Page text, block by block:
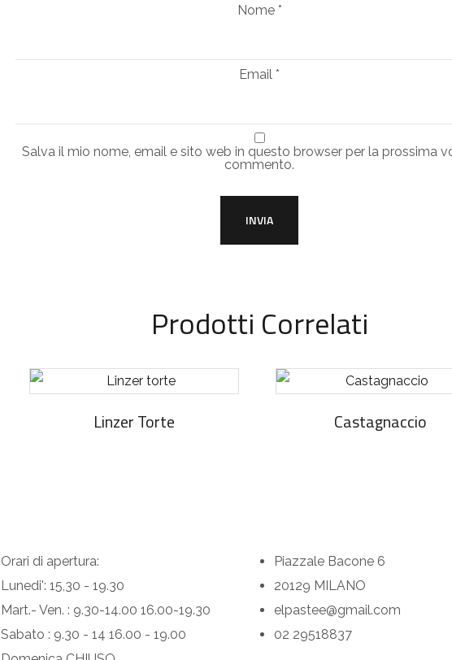
Nome *
Email *
Salva il mio nome, email e sito web in questo browser per la prossima
commento.
Prodotti Correlati
Linzer Torte Castagnaccio
Orari di apertura:
Lunedi': 15,30 - 19.30
Mart.- Ven. : 9.30-14.00 16.00-19.30
Sabato : 9.30 - 14 16.00 - 19.00
Piazzale Bacone 6
20129 MILANO
elpastee@gmail.com
02 29518837